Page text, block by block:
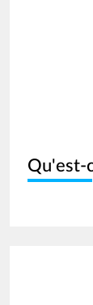
Qu'est-